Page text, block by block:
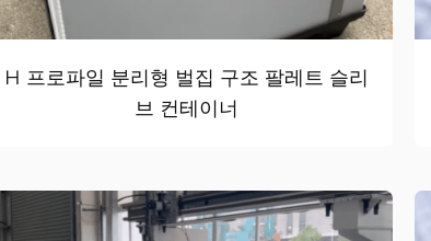
H 프로파일 분리형 벌집 구조 팔레트 슬리
브 컨테이너